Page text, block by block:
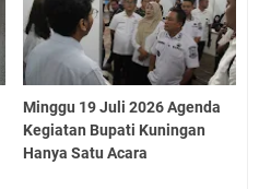
Minggu 19 Juli 2026 Agenda
Kegiatan Bupati Kuningan
Hanya Satu Acara